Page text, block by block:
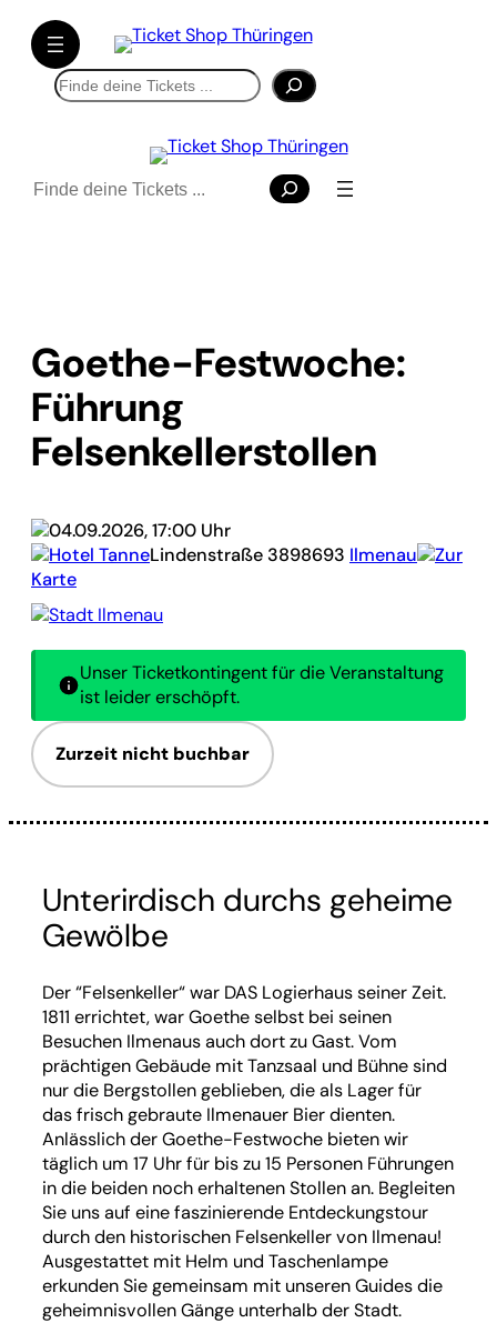
Suchen
Suchen
Goethe-Festwoche:
Führung
Felsenkellerstollen
04.09.2026, 17:00 Uhr
Hotel TanneLindenstraße 3898693 Ilmenau
Zur
Karte
Stadt Ilmenau
Unser Ticketkontingent für die Veranstaltung
ist leider erschöpft.
Zurzeit nicht buchbar
Unterirdisch durchs geheime
Gewölbe
Der “Felsenkeller“ war DAS Logierhaus seiner Zeit.
1811 errichtet, war Goethe selbst bei seinen
Besuchen Ilmenaus auch dort zu Gast. Vom
prächtigen Gebäude mit Tanzsaal und Bühne sind
nur die Bergstollen geblieben, die als Lager für
das frisch gebraute Ilmenauer Bier dienten.
Anlässlich der Goethe-Festwoche bieten wir
täglich um 17 Uhr für bis zu 15 Personen Führungen
in die beiden noch erhaltenen Stollen an. Begleiten
Sie uns auf eine faszinierende Entdeckungstour
durch den historischen Felsenkeller von Ilmenau!
Ausgestattet mit Helm und Taschenlampe
erkunden Sie gemeinsam mit unseren Guides die
geheimnisvollen Gänge unterhalb der Stadt.